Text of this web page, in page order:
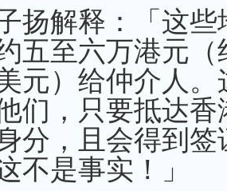
解释：「这些
五至六万港元（
元）给仲介人。
们，只要抵达香
分，且会得到签
不是事实！」